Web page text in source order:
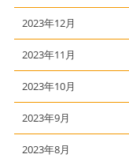
2023年12月
2023年11月
2023年10月
2023年9月
2023年8月